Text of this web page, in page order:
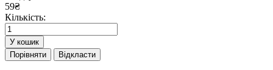
59₴
Кількість:
У кошик
Порівняти
Відкласти